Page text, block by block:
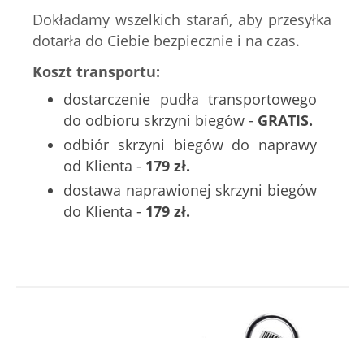
Dokładamy wszelkich starań, aby przesyłka
dotarła do Ciebie bezpiecznie i na czas.
Koszt transportu:
dostarczenie pudła transportowego
do odbioru skrzyni biegów - GRATIS.
odbiór skrzyni biegów do naprawy
od Klienta - 179 zł.
dostawa naprawionej skrzyni biegów
do Klienta - 179 zł.